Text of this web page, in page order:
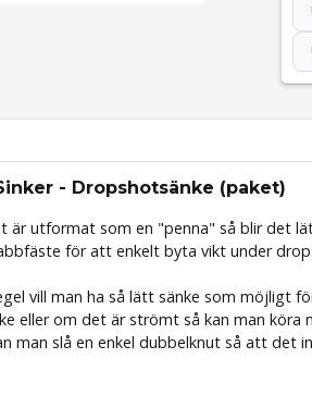
- Dropshotsänke (paket)
är utformat som en "penna" så blir
för att enkelt byta vikt under
vill man ha så lätt sänke som
eller om det är strömt så kan man
slå en enkel dubbelknut så att det